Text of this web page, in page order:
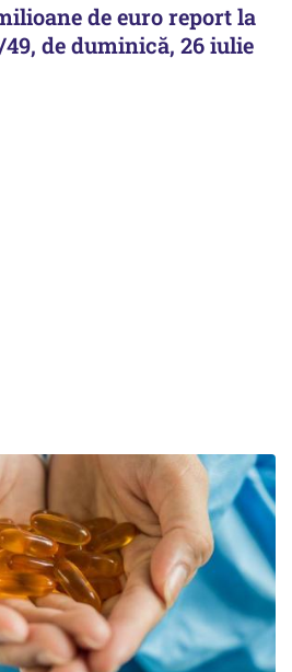
de euro report la
de duminică, 26 iulie